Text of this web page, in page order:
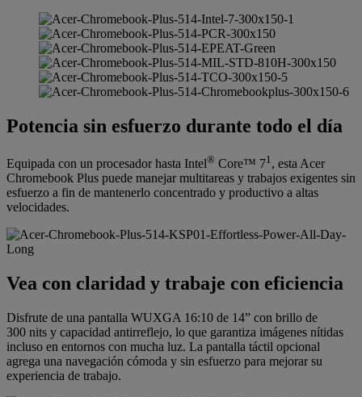
Potencia sin esfuerzo durante todo el día
Equipada con un procesador hasta Intel® Core™ 71, esta Acer
Chromebook Plus puede manejar multitareas y trabajos exigentes sin
esfuerzo a fin de mantenerlo concentrado y productivo a altas
velocidades.
Vea con claridad y trabaje con eficiencia
Disfrute de una pantalla WUXGA 16:10 de 14” con brillo de
300 nits y capacidad antirreflejo, lo que garantiza imágenes nítidas
incluso en entornos con mucha luz. La pantalla táctil opcional
agrega una navegación cómoda y sin esfuerzo para mejorar su
experiencia de trabajo.